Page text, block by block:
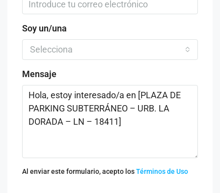
Soy un/una
Selecciona
Mensaje
Al enviar este formulario, acepto losTérminos de Uso